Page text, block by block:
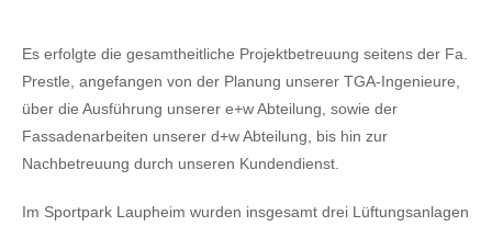
Es erfolgte die gesamtheitliche Projektbetreuung seitens der Fa.
Prestle, angefangen von der Planung unserer TGA-Ingenieure,
über die Ausführung unserer e+w Abteilung, sowie der
Fassadenarbeiten unserer d+w Abteilung, bis hin zur
Nachbetreuung durch unseren Kundendienst.
Im Sportpark Laupheim wurden insgesamt drei Lüftungsanlagen